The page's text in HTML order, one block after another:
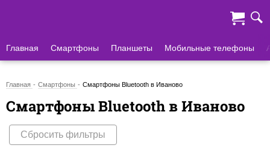
Главная Смартфоны Планшеты Мобильные телефоны
Главная Смартфоны Смартфоны Bluetooth в Иваново
Смартфоны Bluetooth в Иваново
Сбросить фильтры